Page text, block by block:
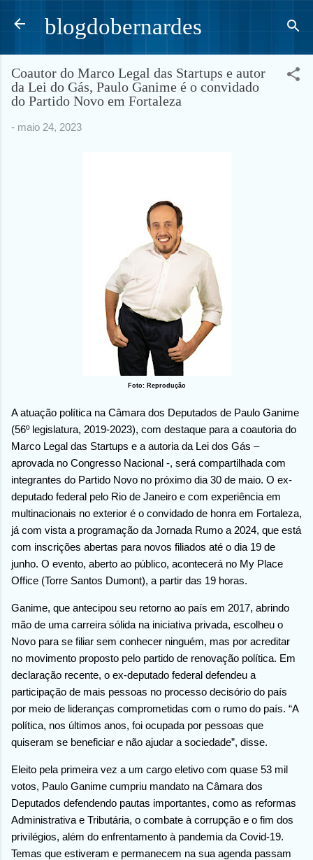
Pular para o conteúdo principal
blogdobernardes
Coautor do Marco Legal das Startups e autor
da Lei do Gás, Paulo Ganime é o convidado
do Partido Novo em Fortaleza
- maio 24, 2023
Foto: Reprodução
A atuação política na Câmara dos Deputados de Paulo Ganime
(56º legislatura, 2019-2023), com destaque para a coautoria do
Marco Legal das Startups e a autoria da Lei dos Gás –
aprovada no Congresso Nacional -, será compartilhada com
integrantes do Partido Novo no próximo dia 30 de maio. O ex-
deputado federal pelo Rio de Janeiro e com experiência em
multinacionais no exterior é o convidado de honra em Fortaleza,
já com vista a programação da Jornada Rumo a 2024, que está
com inscrições abertas para novos filiados até o dia 19 de
junho. O evento, aberto ao público, acontecerá no My Place
Office (Torre Santos Dumont), a partir das 19 horas.
Ganime, que antecipou seu retorno ao país em 2017, abrindo
mão de uma carreira sólida na iniciativa privada, escolheu o
Novo para se filiar sem conhecer ninguém, mas por acreditar
no movimento proposto pelo partido de renovação política. Em
declaração recente, o ex-deputado federal defendeu a
participação de mais pessoas no processo decisório do país
por meio de lideranças comprometidas com o rumo do país. “A
política, nos últimos anos, foi ocupada por pessoas que
quiseram se beneficiar e não ajudar a sociedade”, disse.
Eleito pela primeira vez a um cargo eletivo com quase 53 mil
votos, Paulo Ganime cumpriu mandato na Câmara dos
Deputados defendendo pautas importantes, como as reformas
Administrativa e Tributária, o combate à corrupção e o fim dos
privilégios, além do enfrentamento à pandemia da Covid-19.
Temas que estiveram e permanecem na sua agenda passam